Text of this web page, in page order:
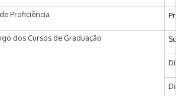
Proficiência
dos Cursos de Graduação
Dia
Dia